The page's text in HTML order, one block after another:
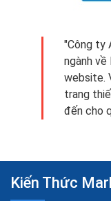
"Công ty
ngành về
website.
trang
đến cho
Kiến Thức